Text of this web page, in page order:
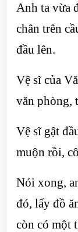
Anh ta vừa
chân trên
đầu lên.
Vệ sĩ của
văn phòng,
Vệ sĩ gật
muộn rồi,
Nói xong,
đó, lấy đồ
còn có một